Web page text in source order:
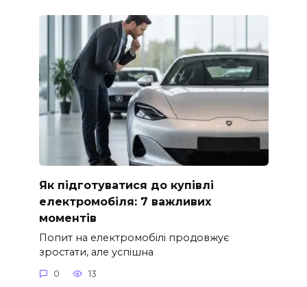
Як підготуватися до купівлі
електромобіля: 7 важливих
моментів
Попит на електромобілі продовжує
зростати, але успішна
0 13